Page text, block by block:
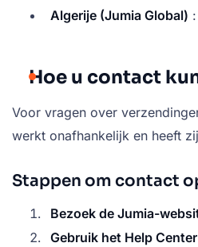
Algerije (Jumia Global)
Hoe u contact
Voor vragen over
werkt onafhankelijk en heeft
Stappen om contact
Bezoek de Jumia-
Gebruik het Help Center